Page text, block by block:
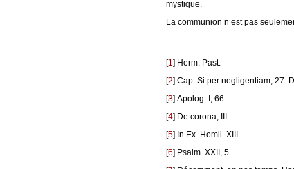
mystique.
La communion n’est pas
[1] Herm. Past.
[2] Cap. Si per negligentiam, 27.
[3] Apolog. I, 66.
[4] De corona, III.
[5] In Ex. Homil. XIII.
[6] Psalm. XXII, 5.